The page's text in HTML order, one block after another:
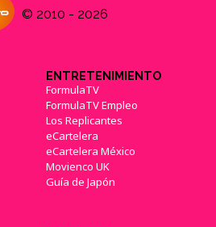
© 2010 - 2026
ENTRETENIMIENTO
FormulaTV
FormulaTV Empleo
Los Replicantes
eCartelera
eCartelera México
Movienco UK
Guía de Japón